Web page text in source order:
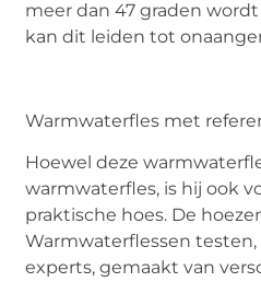
meer dan 47 graden
kan dit leiden tot
Warmwaterfles met
Hoewel deze
warmwaterfles, is hij ook
praktische hoes. De
Warmwaterflessen
experts, gemaakt van